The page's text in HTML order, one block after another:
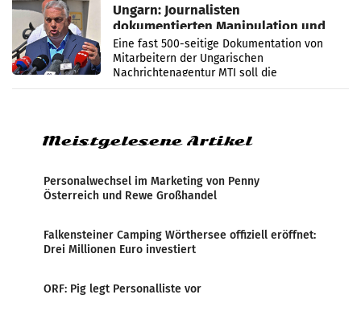
Ungarn: Journalisten
dokumentierten Manipulation und
Zensur
Eine fast 500-seitige Dokumentation von
Mitarbeitern der Ungarischen
Nachrichtenagentur MTI soll die
systematische Nachrichten-Manipulation und
Meistgelesene Artikel
Personalwechsel im Marketing von Penny
Österreich und Rewe Großhandel
Falkensteiner Camping Wörthersee offiziell eröffnet:
Drei Millionen Euro investiert
ORF: Pig legt Personalliste vor